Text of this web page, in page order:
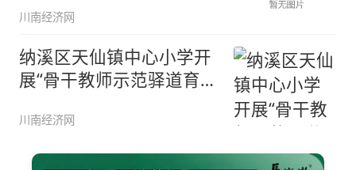
川南经济网
纳溪区天仙镇中心小学开
展“骨干教师示范驿道育本
川南经济网